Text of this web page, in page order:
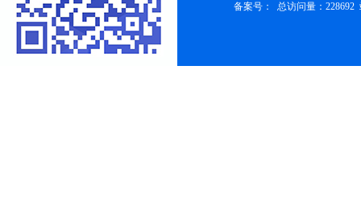
备案号： 总访问量：228692